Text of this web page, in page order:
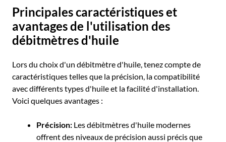
Principales caractéristiques et
avantages de l'utilisation des
débitmètres d'huile
Lors du choix d'un débitmètre d'huile, tenez compte de
caractéristiques telles que la précision, la compatibilité
avec différents types d'huile et la facilité d'installation.
Voici quelques avantages :
Précision: Les débitmètres d'huile modernes
offrent des niveaux de précision aussi précis que